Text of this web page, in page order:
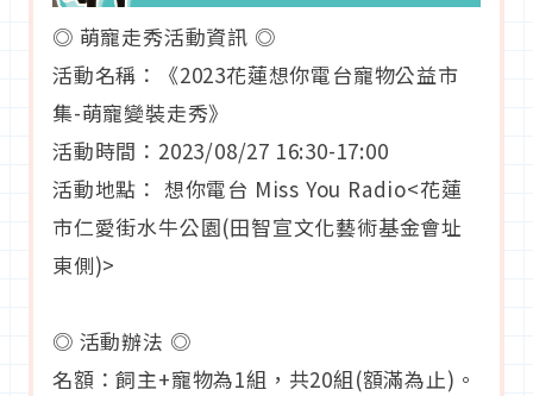
◎ 萌寵走秀活動資訊 ◎
活動名稱：《2023花蓮想你電台寵物公益市
集-萌寵變裝走秀》
活動時間：2023/08/27 16:30-17:00
活動地點： 想你電台 Miss You Radio<花蓮
市仁愛街水牛公園(田智宣文化藝術基金會址
東側)>
◎ 活動辦法 ◎
名額：飼主+寵物為1組，共20組(額滿為止)。